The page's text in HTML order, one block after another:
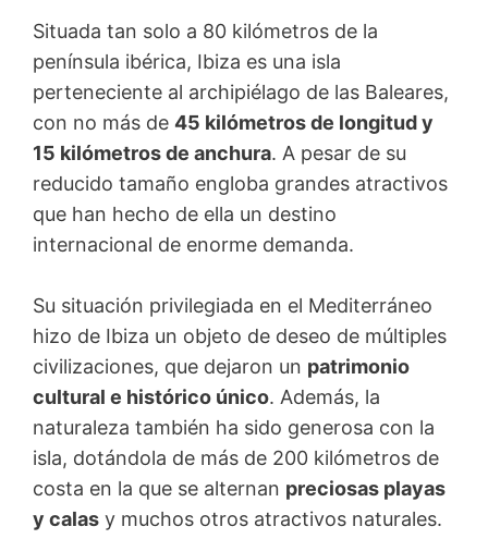
Situada tan solo a 80 kilómetros de la
península ibérica, Ibiza es una isla
perteneciente al archipiélago de las Baleares,
con no más de 45 kilómetros de longitud y
15 kilómetros de anchura. A pesar de su
reducido tamaño engloba grandes atractivos
que han hecho de ella un destino
internacional de enorme demanda.
Su situación privilegiada en el Mediterráneo
hizo de Ibiza un objeto de deseo de múltiples
civilizaciones, que dejaron un patrimonio
cultural e histórico único. Además, la
naturaleza también ha sido generosa con la
isla, dotándola de más de 200 kilómetros de
costa en la que se alternan preciosas playas
y calas y muchos otros atractivos naturales.